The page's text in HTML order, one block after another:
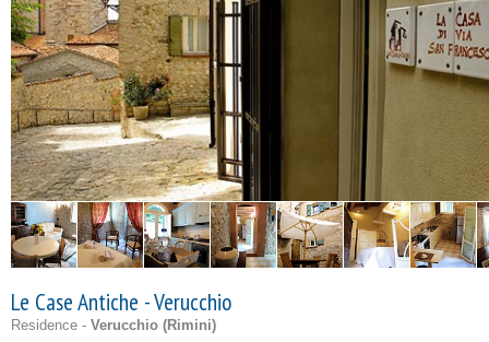
Le Case Antiche - Verucchio
Residence - Verucchio (Rimini)